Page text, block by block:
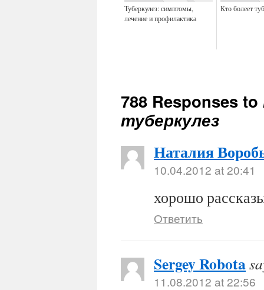
Туберкулез: симптомы,
лечение и профилактика
Кто болеет
788 Responses to
туберкулез
Наталия
10.04.2012 at 20:41
хорошо
Ответить
Sergey Robota
11.08.2012 at 22:56